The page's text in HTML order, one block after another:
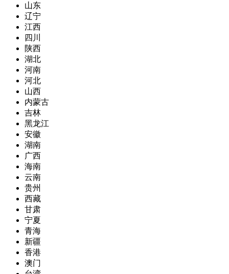
山东
辽宁
江西
四川
陕西
湖北
河南
河北
山西
内蒙古
吉林
黑龙江
安徽
湖南
广西
海南
云南
贵州
西藏
甘肃
宁夏
青海
新疆
香港
澳门